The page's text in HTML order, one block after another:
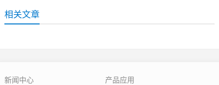
相关文章
新闻中心 产品应用